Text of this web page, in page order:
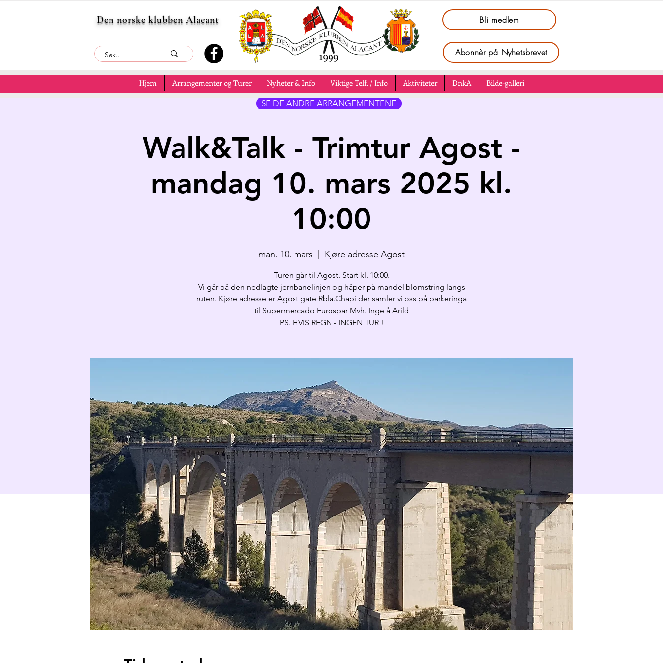
Den norske klubben Alacant Bli medlem
Abonnèr på Nyhetsbrevet
Hjem Arrangementer og Turer Nyheter & Info Viktige Telf. / Info Aktiviteter DnkA Bilde-galleri
Walk&Talk - Trimtur Agost -
mandag 10. mars 2025 kl.
10:00
man. 10. mars Kjøre adresse Agost
Turen går til Agost. Start kl. 10:00.
Vi går på den nedlagte jernbanelinjen og håper på mandel blomstring langs
ruten. Kjøre adresse er Agost gate Rbla.Chapi der samler vi oss på parkeringa
til Supermercado Eurospar Mvh. Inge å Arild
PS. HVIS REGN - INGEN TUR !
SE DE ANDRE ARRANGEMENTENE